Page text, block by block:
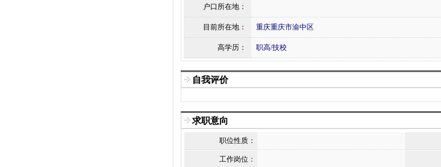
户口所在地：
目前所在地： 重庆重庆市渝中区
高学历： 职高/技校
自我评价
求职意向
职位性质：
工作岗位 ：